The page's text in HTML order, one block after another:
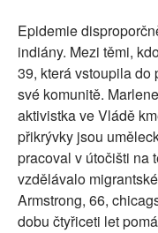
Epidemie
indiány. Mezi těmi,
39, která vstoupila
své komunitě.
aktivistka ve Vládě
přikrývky jsou
pracoval v útočišti na
vzdělávalo
Armstrong, 66,
dobu čtyřiceti let